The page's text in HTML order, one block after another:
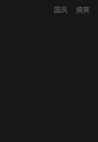
国风
搞笑